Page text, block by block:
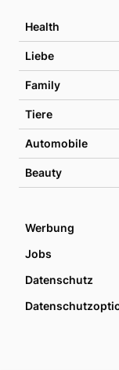
Health
Liebe
Family
Tiere
Automobile
Beauty
Werbung
Jobs
Datenschutz